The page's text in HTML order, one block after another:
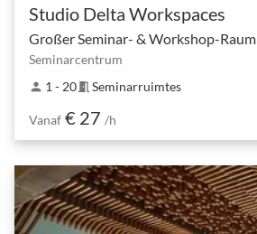
Studio Delta Workspaces
Großer Seminar- & Workshop-Raum
Seminarcentrum
person 1 - 20meeting_room Seminarruimtes
Vanaf € 27 /h